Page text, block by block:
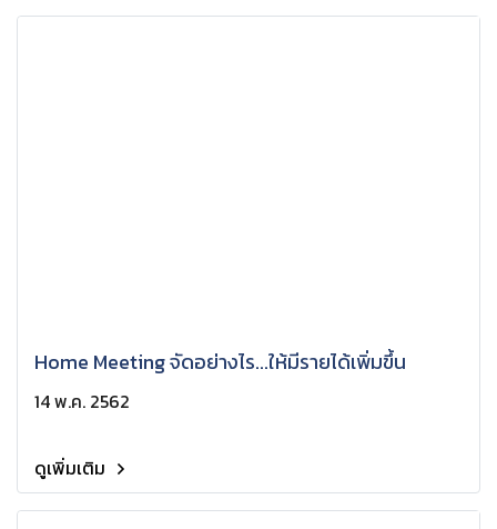
Home Meeting จัดอย่างไร...ให้มีรายได้เพิ่มขึ้น
14 พ.ค. 2562
ดูเพิ่มเติม